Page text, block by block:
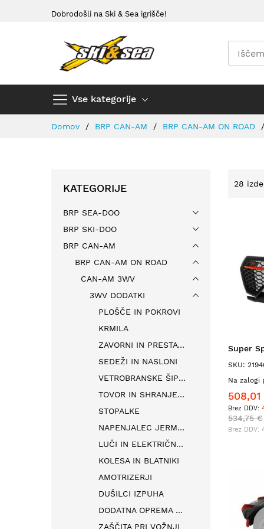
Dobrodošli na Ski & Sea igrišče!
Vse kategorije
Domov BRP CAN-AM BRP CAN-AM ON ROAD
28
Super
SKU:
Na zalogi
534,75 €
KATEGORIJE
BRP SEA-DOO
BRP SKI-DOO
BRP CAN-AM
BRP CAN-AM ON ROAD
CAN-AM 3WV
3WV DODATKI
PLOŠČE IN POKROVI
KRMILA
ZAVORNI IN PRESTAVNI MEHANIZMI
SEDEŽI IN NASLONI
VETROBRANSKE ŠIPE IN VETROBRANI
TOVOR IN SHRANJEVANJE
STOPALKE
NAPENJALEC JERMENA
LUČI IN ELEKTRIČNA OPREMA
KOLESA IN BLATNIKI
AMOTRIZERJI
DUŠILCI IZPUHA
DODATNA OPREMA PO MERI
ZAŠČITA PRI VOŽNJI